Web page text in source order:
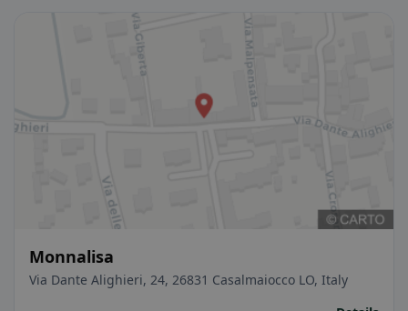
Monnalisa
Via Dante Alighieri, 24, 26831 Casalmaiocco LO, Italy